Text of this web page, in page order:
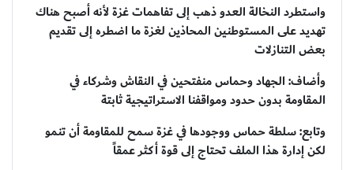
واستطرد النخالة العدو ذهب إلى تفاهمات غزة لأنه أصبح هناك
تهديد على المستوطنين المحاذين لغزة ما اضطره إلى تقديم
بعض التنازلات
وأضاف: الجهاد وحماس منفتحين في النقاش وشركاء في
المقاومة بدون حدود ومواقفنا الاستراتيجية ثابتة
وتابع: سلطة حماس ووجودها في غزة سمح للمقاومة أن تنمو
لكن إدارة هذا الملف تحتاج إلى قوة أكثر عمقاً